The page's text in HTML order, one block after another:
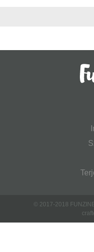
© 2017-2018